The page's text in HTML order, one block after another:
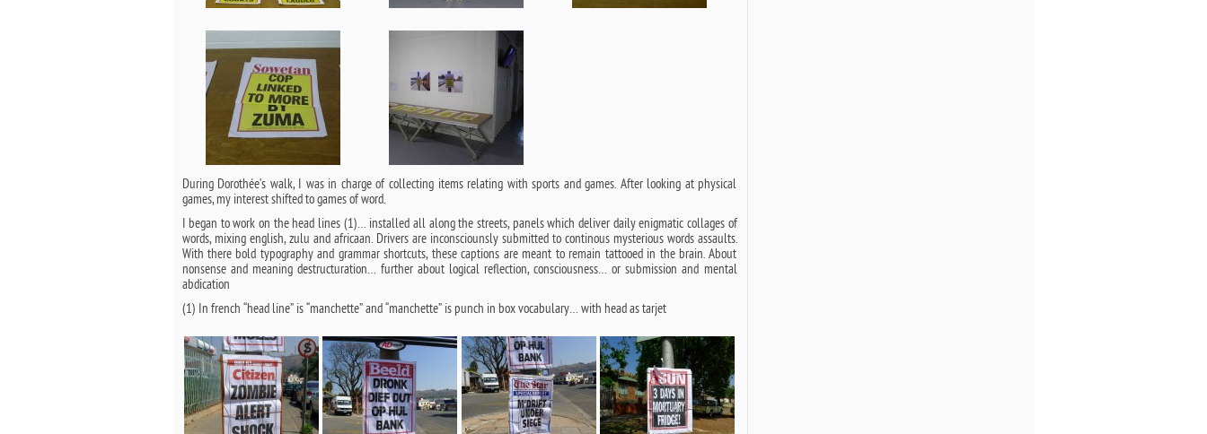
During Dorothée’s walk, I was in charge of collecting items relating with sports and games. After looking at physical
games, my interest shifted to games of word.
I began to work on the head lines (1)… installed all along the streets, panels which deliver daily enigmatic collages of
words, mixing english, zulu and africaan. Drivers are inconsciounsly submitted to continous mysterious words assaults.
With there bold typography and grammar shortcuts, these captions are meant to remain tattooed in the brain. About
nonsense and meaning destructuration… further about logical reflection, consciousness… or submission and mental
abdication
(1) In french “head line” is “manchette” and “manchette” is punch in box vocabulary… with head as tarjet